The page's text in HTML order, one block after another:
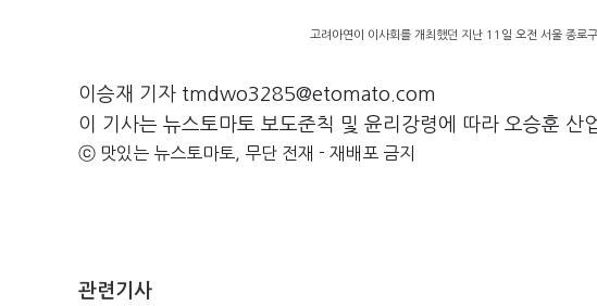
고려아연이 이사회를 개최했던 지난 11일 오전 서울 종로
이승재 기자 tmdwo3285@etomato.com
이 기사는 뉴스토마토 보도준칙 및 윤리강령에 따라 오승훈 산
ⓒ 맛있는 뉴스토마토, 무단 전재 - 재배포 금지
관련기사